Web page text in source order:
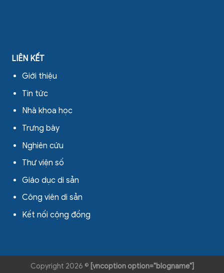
LIÊN KẾT
Giới thiệu
Tin tức
Nhà khoa học
Trưng bày
Nghiên cứu
Thư viện số
Giáo dục di sản
Công viên di sản
Kết nối cộng đồng
Copyright 2026 © [vncoption option="blogname"]